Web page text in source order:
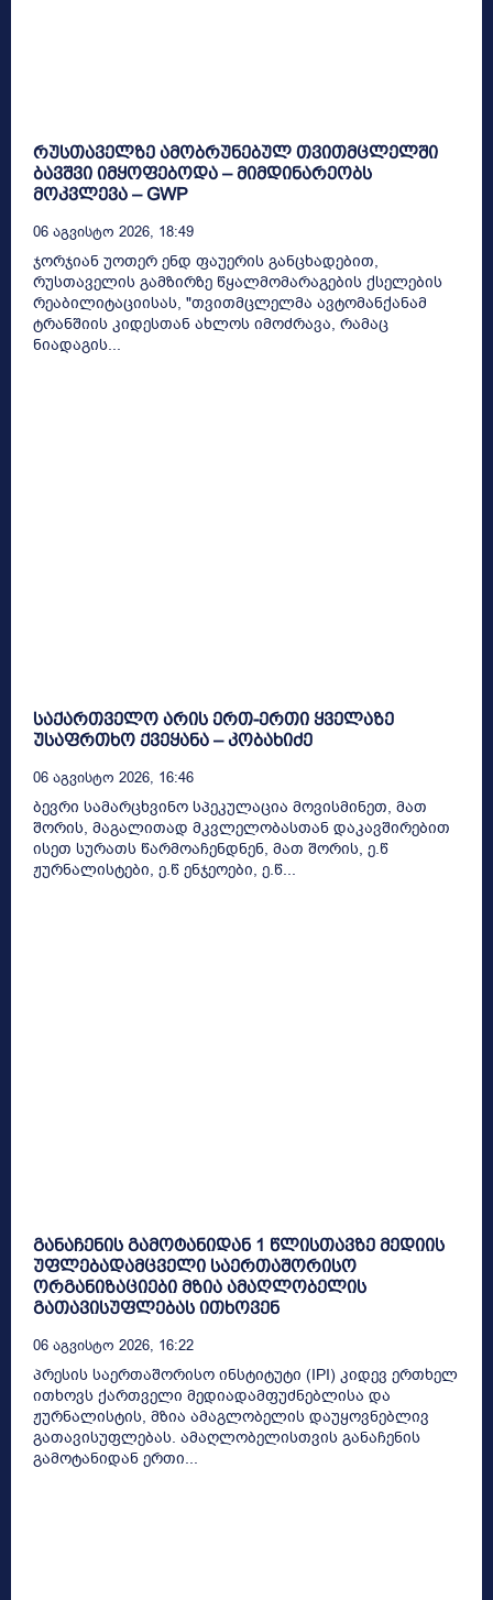
რუსთაველზე ამობრუნებულ თვითმცლელში
ბავშვი იმყოფებოდა – მიმდინარეობს
მოკვლევა – GWP
06 Აგვისტო 2026, 18:49
ჯორჯიან უოთერ ენდ ფაუერის განცხადებით,
რუსთაველის გამზირზე წყალმომარაგების ქსელების
რეაბილიტაციისას, "თვითმცლელმა ავტომანქანამ
ტრანშიის კიდესთან ახლოს იმოძრავა, რამაც
ნიადაგის...
საქართველო არის ერთ-ერთი ყველაზე
უსაფრთხო ქვეყანა – კობახიძე
06 Აგვისტო 2026, 16:46
ბევრი სამარცხვინო სპეკულაცია მოვისმინეთ, მათ
შორის, მაგალითად მკვლელობასთან დაკავშირებით
ისეთ სურათს წარმოაჩენდნენ, მათ შორის, ე.წ
ჟურნალისტები, ე.წ ენჯეოები, ე.წ...
განაჩენის გამოტანიდან 1 წლისთავზე მედიის
უფლებადამცველი საერთაშორისო
ორგანიზაციები მზია ამაღლობელის
გათავისუფლებას ითხოვენ
06 Აგვისტო 2026, 16:22
პრესის საერთაშორისო ინსტიტუტი (IPI) კიდევ ერთხელ
ითხოვს ქართველი მედიადამფუძნებლისა და
ჟურნალისტის, მზია ამაგლობელის დაუყოვნებლივ
გათავისუფლებას. ამაღლობელისთვის განაჩენის
გამოტანიდან ერთი...